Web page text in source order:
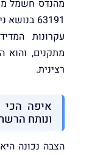
מהנדס חשמל
63191
עקרונות
מתקנים, והוא
רצינית.
איפה הכי
ונותח
הצבה נכונה